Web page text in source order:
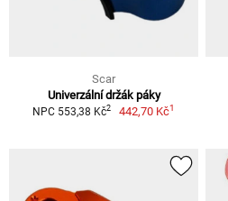
Scar
Univerzální držák páky
NPC 553,38 Kč2 442,70 Kč1